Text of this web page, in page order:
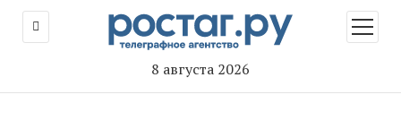
8 августа 2026
меню